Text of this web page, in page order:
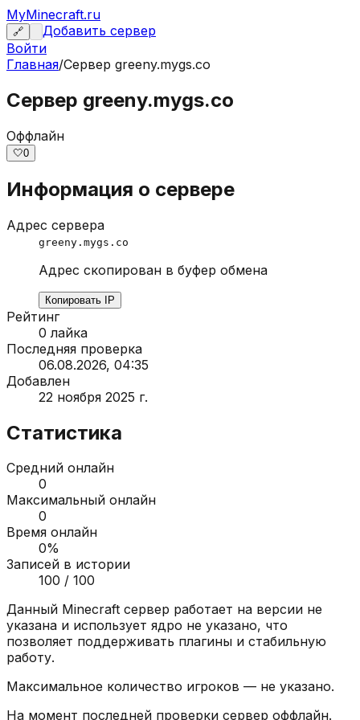
MyMinecraft.ru
🔗
Добавить сервер
Войти
Главная/Сервер greeny.mygs.co
Сервер greeny.mygs.co
Оффлайн
🤍0
Информация о сервере
Адрес сервера
greeny.mygs.co
Адрес скопирован в буфер обмена
Копировать IP
Рейтинг
0 лайка
Последняя проверка
06.08.2026, 04:35
Добавлен
22 ноября 2025 г.
Статистика
Средний онлайн
0
Максимальный онлайн
0
Время онлайн
0%
Записей в истории
100 / 100
Данный Minecraft сервер работает на версии не
указана и использует ядро не указано, что
позволяет поддерживать плагины и стабильную
работу.
Максимальное количество игроков — не указано.
На момент последней проверки сервер оффлайн.